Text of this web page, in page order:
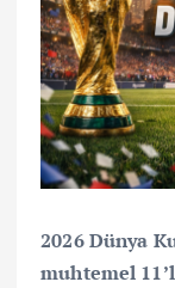
2026 Dünya
muhtemel